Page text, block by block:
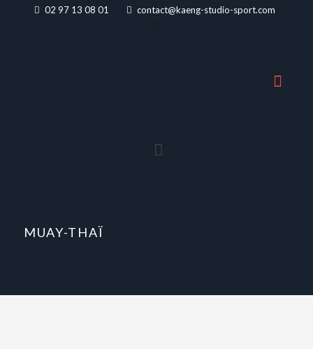
02 97 13 08 01 contact@kaeng-studio-sport.com
MUAY-THAÏ